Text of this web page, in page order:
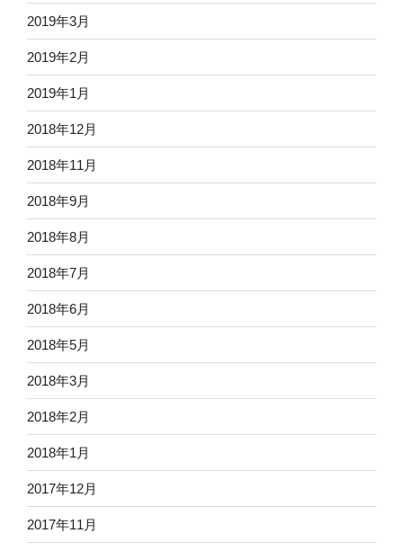
2019年3月
2019年2月
2019年1月
2018年12月
2018年11月
2018年9月
2018年8月
2018年7月
2018年6月
2018年5月
2018年3月
2018年2月
2018年1月
2017年12月
2017年11月